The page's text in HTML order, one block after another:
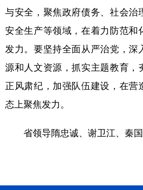
与安全，聚焦政府债务、社会治
安全生产等领域，在着力防范和
发力。要坚持全面从严治党，深
源和人文资源，抓实主题教育，
正风肃纪，加强队伍建设，在营
态上聚焦发力。
省领导隋忠诚、谢卫江、秦国